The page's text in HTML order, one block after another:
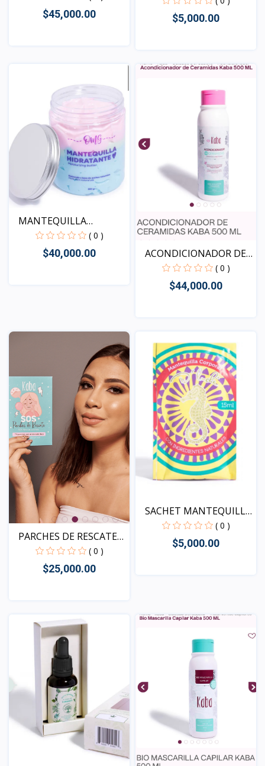
$45,000.00 $5,000.00
Vista
MANTEQUILLA
CORPORAL HI... ( 0 )
$40,000.00
ACONDICIONADOR DE
CERAM...
( 0 )
$44,000.00
PARCHES DE RESCATE
SOS
( 0 )
$25,000.00
SACHET MANTEQUILLA
CORP...
( 0 )
$5,000.00